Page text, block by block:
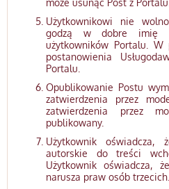
może usunąć Post z Portalu.
Użytkownikowi nie
godzą w dobre imię
użytkowników Portalu. W
postanowienia
Portalu.
Opublikowanie Postu
zatwierdzenia przez
zatwierdzenia przez
publikowany.
Użytkownik oświadcza,
autorskie do treści
Użytkownik oświadcza,
narusza praw osób trzecich.